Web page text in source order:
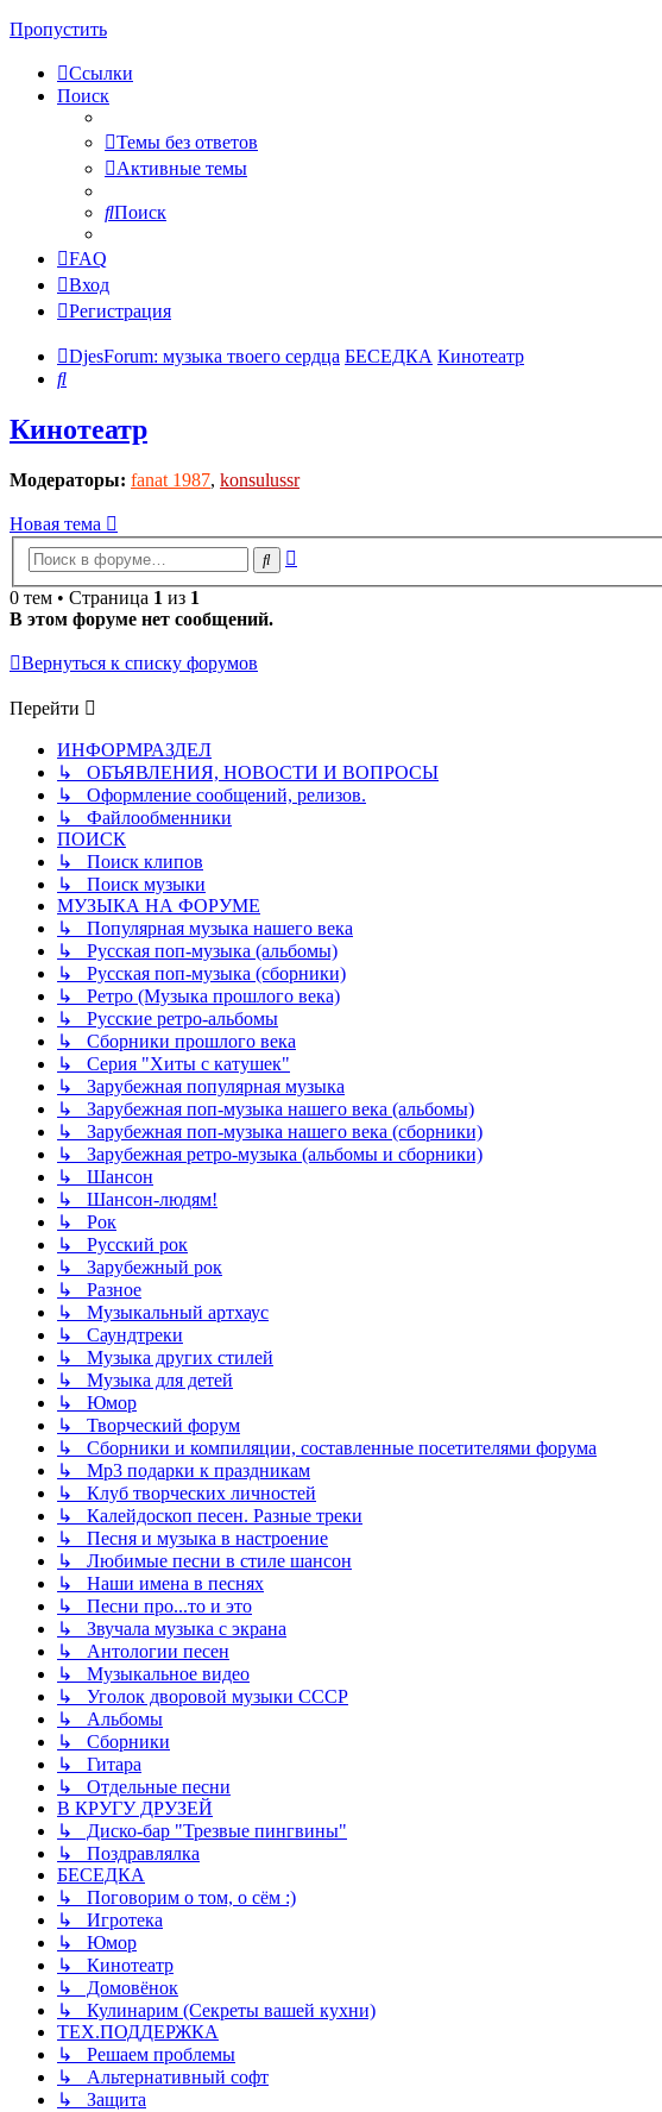
Пропустить
Ссылки
Поиск
Темы без ответов
Активные темы
Поиск
FAQ
Вход
Регистрация
DjesForum: музыка твоего сердца БЕСЕДКА Кинотеатр
Поиск
Кинотеатр
Модераторы: fanat 1987, konsulussr
Новая тема
Поиск
0 тем • Страница 1 из 1
В этом форуме нет сообщений.
Вернуться к списку форумов
Перейти
ИНФОРМРАЗДЕЛ
↳ ОБЪЯВЛЕНИЯ, НОВОСТИ И ВОПРОСЫ
↳ Оформление сообщений, релизов.
↳ Файлообменники
ПОИСК
↳ Поиск клипов
↳ Поиск музыки
МУЗЫКА НА ФОРУМЕ
↳ Популярная музыка нашего века
↳ Русская поп-музыка (альбомы)
↳ Русская поп-музыка (сборники)
↳ Ретро (Музыка прошлого века)
↳ Русские ретро-альбомы
↳ Сборники прошлого века
↳ Серия "Хиты с катушек"
↳ Зарубежная популярная музыка
↳ Зарубежная поп-музыка нашего века (альбомы)
↳ Зарубежная поп-музыка нашего века (сборники)
↳ Зарубежная ретро-музыка (альбомы и сборники)
↳ Шансон
↳ Шансон-людям!
↳ Рок
↳ Русский рок
↳ Зарубежный рок
↳ Разное
↳ Музыкальный артхаус
↳ Саундтреки
↳ Музыка других стилей
↳ Музыка для детей
↳ Юмор
↳ Творческий форум
↳ Сборники и компиляции, составленные посетителями форума
↳ Mp3 подарки к праздникам
↳ Клуб творческих личностей
↳ Калейдоскоп песен. Разные треки
↳ Песня и музыка в настроение
↳ Любимые песни в стиле шансон
↳ Наши имена в песнях
↳ Песни про...то и это
↳ Звучала музыка с экрана
↳ Антологии песен
↳ Музыкальное видео
↳ Уголок дворовой музыки СССР
↳ Альбомы
↳ Сборники
↳ Гитара
↳ Отдельные песни
В КРУГУ ДРУЗЕЙ
↳ Диско-бар "Трезвые пингвины"
↳ Поздравлялка
БЕСЕДКА
↳ Поговорим о том, о сём :)
↳ Игротека
↳ Юмор
↳ Кинотеатр
↳ Домовёнок
↳ Кулинарим (Секреты вашей кухни)
ТЕХ.ПОДДЕРЖКА
↳ Решаем проблемы
↳ Альтернативный софт
↳ Защита